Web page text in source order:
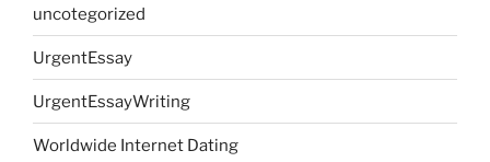
uncotegorized
UrgentEssay
UrgentEssayWriting
Worldwide Internet Dating